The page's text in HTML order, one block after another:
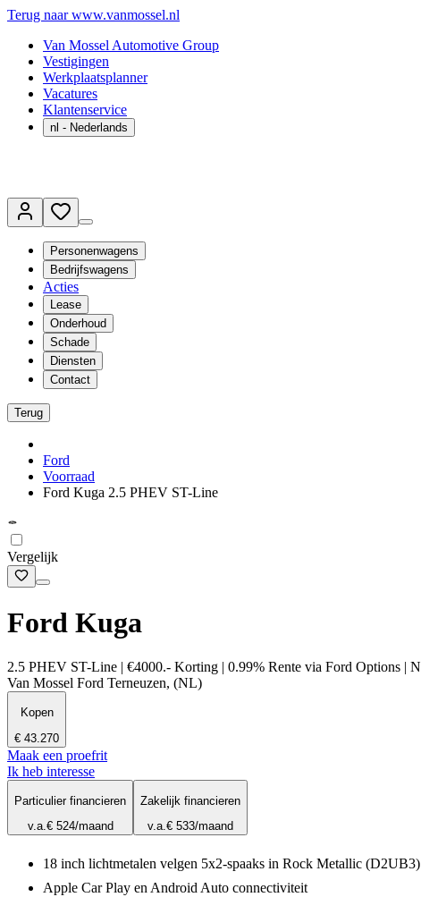
Terug naar www.vanmossel.nl
Van Mossel Automotive Group
Vestigingen
Werkplaatsplanner
Vacatures
Klantenservice
nl - Nederlands
Personenwagens
Bedrijfswagens
Acties
Lease
Onderhoud
Schade
Diensten
Contact
Terug
Ford
Voorraad
Ford Kuga 2.5 PHEV ST-Line
Vergelijk
Ford Kuga
2.5 PHEV ST-Line | €4000.- Korting | 0.99% Rente via Ford Options |
Van Mossel Ford Terneuzen, (NL)
Kopen
€ 43.270
Maak een proefrit
Ik heb interesse
Particulier financieren
v.a.€ 524/maand
Zakelijk financieren
v.a.€ 533/maand
18 inch lichtmetalen velgen 5x2-spaaks in Rock Metallic (D2UB3)
Apple Car Play en Android Auto connectiviteit